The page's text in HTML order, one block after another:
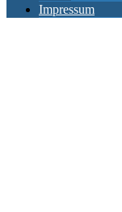
Impressum